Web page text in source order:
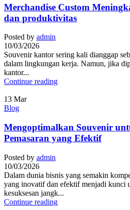
Merchandise Custom
dan produktivitas
Posted by admin
10/03/2026
Souvenir kantor sering kali dianggap
dalam lingkungan kerja. Namun, jika
kantor...
Continue reading
13 Mar
Blog
Mengoptimalkan Souvenir
Pemasaran yang Efektif
Posted by admin
10/03/2026
Dalam dunia bisnis yang semakin
yang inovatif dan efektif menjadi kunci
kesuksesan jangk...
Continue reading